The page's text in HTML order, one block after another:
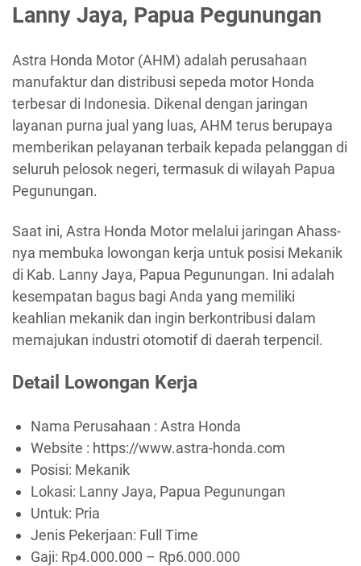
Lanny Jaya, Papua Pegunungan
Astra Honda Motor (AHM) adalah perusahaan
manufaktur dan distribusi sepeda motor Honda
terbesar di Indonesia. Dikenal dengan jaringan
layanan purna jual yang luas, AHM terus berupaya
memberikan pelayanan terbaik kepada pelanggan di
seluruh pelosok negeri, termasuk di wilayah Papua
Pegunungan.
Saat ini, Astra Honda Motor melalui jaringan Ahass-
nya membuka lowongan kerja untuk posisi Mekanik
di Kab. Lanny Jaya, Papua Pegunungan. Ini adalah
kesempatan bagus bagi Anda yang memiliki
keahlian mekanik dan ingin berkontribusi dalam
memajukan industri otomotif di daerah terpencil.
Detail Lowongan Kerja
Nama Perusahaan : Astra Honda
Website : https://www.astra-honda.com
Posisi: Mekanik
Lokasi: Lanny Jaya, Papua Pegunungan
Untuk: Pria
Jenis Pekerjaan: Full Time
Gaji: Rp4.000.000 – Rp6.000.000